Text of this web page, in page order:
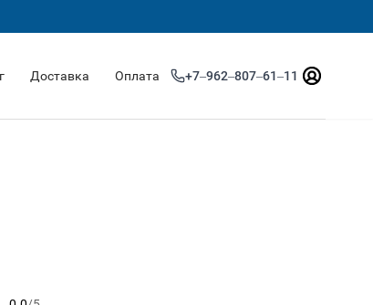
Доставка Оплата +7‒962‒807‒61‒11